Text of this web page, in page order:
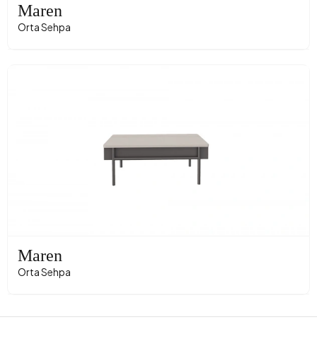
Maren
Orta Sehpa
Maren
Orta Sehpa